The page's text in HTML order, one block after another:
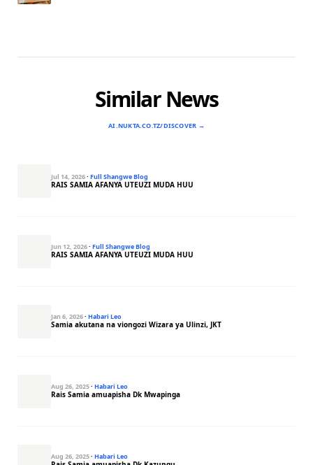
Similar News
AI.NUKTA.CO.TZ/DISCOVER →
Jul 14, 2026· Full Shangwe Blog
RAIS SAMIA AFANYA UTEUZI MUDA HUU
Jun 12, 2026· Full Shangwe Blog
RAIS SAMIA AFANYA UTEUZI MUDA HUU
Jan 6, 2026· Habari Leo
Samia akutana na viongozi Wizara ya Ulinzi, JKT
Aug 26, 2025· Habari Leo
Rais Samia amuapisha Dk Mwapinga
Aug 26, 2025· Habari Leo